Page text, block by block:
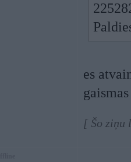
es
[ Šo ziņu